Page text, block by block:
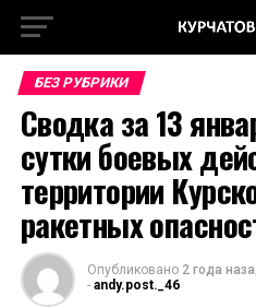
БЕЗ РУБРИКИ
Сводка за 13
сутки боевых
территории
ракетных
Опубликовано 2 года
- andy.post._46